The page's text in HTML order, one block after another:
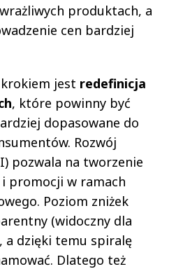
produktach, a
cen bardziej
jest redefinicja
, które powinny być
dopasowane do
Rozwój
pozwala na tworzenie
promocji w ramach
Poziom zniżek
(widoczny dla
a dzięki temu spiralę
Dlatego też